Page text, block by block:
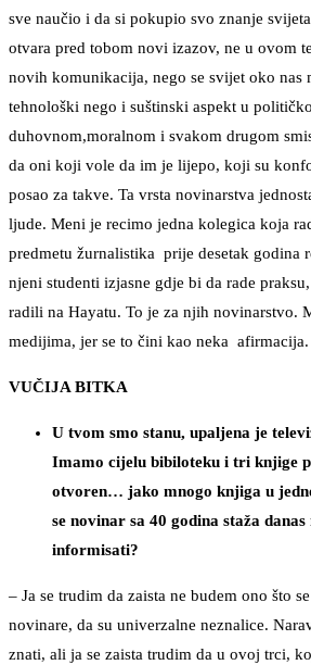
sve naučio i da si pokupio svo znanje
otvara pred tobom novi izazov, ne u ovom
novih komunikacija, nego se svijet oko nas
tehnološki nego i suštinski aspekt u
duhovnom,moralnom i svakom drugom
da oni koji vole da im je lijepo, koji su
posao za takve. Ta vrsta novinarstva
ljude. Meni je recimo jedna kolegica koja
predmetu žurnalistika prije desetak godina
njeni studenti izjasne gdje bi da rade
radili na Hayatu. To je za njih novinarstvo.
medijima, jer se to čini kao neka afirmacija.
VUČIJA BITKA
U tvom smo stanu, upaljena je
Imamo cijelu bibiloteku i tri knjige
otvoren… jako mnogo knjiga u
se novinar sa 40 godina staža
informisati?
– Ja se trudim da zaista ne budem ono što
novinare, da su univerzalne neznalice.
znati, ali ja se zaista trudim da u ovoj trci,